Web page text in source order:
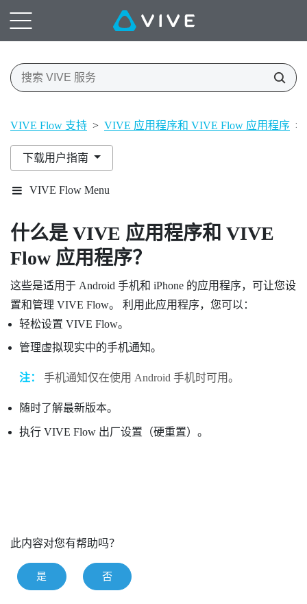
VIVE Flow 支持 > VIVE 应用程序和 VIVE Flow 应用程序 >
下载用户指南
VIVE Flow Menu
什么是 VIVE 应用程序和 VIVE
Flow 应用程序？
这些是适用于 Android 手机和 iPhone 的应用程序，可让您设
置和管理 VIVE Flow。 利用此应用程序，您可以：
轻松设置 VIVE Flow。
管理虚拟现实中的手机通知。
注： 手机通知仅在使用 Android 手机时可用。
随时了解最新版本。
执行 VIVE Flow出厂设置（硬重置）。
此内容对您有帮助吗？
是 否